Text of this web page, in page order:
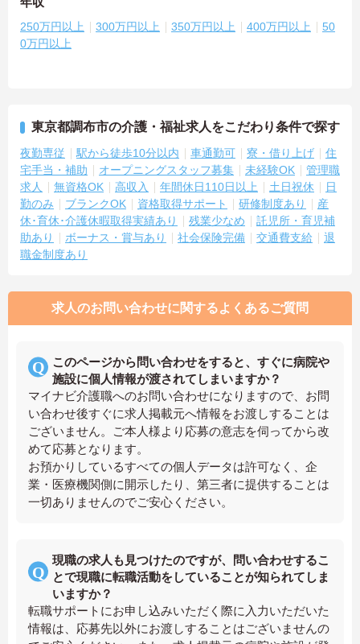
250万円以上 300万円以上 350万円以上 400万円以上
50
0万円以上
東京都調布市の介護・福祉求人をこだわり条件で探す
夜勤専従 駅から徒歩10分以内 車通勤可 寮・借り上げ
住
宅手当・補助
オープニングスタッフ募集 未経験OK
管理職
求人
無資格OK 高収入 年間休日110日以上 土日祝休
日
勤のみ
ブランクOK 資格取得サポート 研修制度あり
産
休･育休･介護休暇取得実績あり
残業少なめ
託児所・育児補
助あり
ボーナス・賞与あり 社会保険完備 交通費支給
退
職金制度あり
求人のお問い合わせに関するよくあるご質問
このページから問い合わせをすると、すぐに病院や
施設に個人情報が渡されてしまいますか？
マイナビ介護職へのお問い合わせになりますので、お問
い合わせ後すぐに求人掲載元へ情報をお渡しすることは
ございません。ご本人様より応募の意志を伺ってから改
めて応募となります。
お預かりしているすべての個人データは許可なく、企
業・医療機関側に開示したり、第三者に提供することは
一切ありませんのでご安心ください。
現職の求人も見つけたのですが、問い合わせするこ
とで現職に転職活動をしていることが知られてしま
いますか？
転職サポートにお申し込みいただく際に入力いただいた
情報は、応募先以外にお渡しすることはございませんの